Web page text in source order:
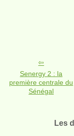
Senergy 2 : la
première centrale du
Sénégal
Les